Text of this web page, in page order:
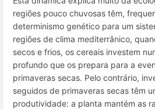
regiões pouco chuvosas têm,
determinismo genético para um
regiões de clima mediterrânico,
secos e frios, os cereais investem
profundo que os prepara para a
primaveras secas. Pelo contrário,
seguidos de primaveras secas têm
produtividade: a planta mantém as